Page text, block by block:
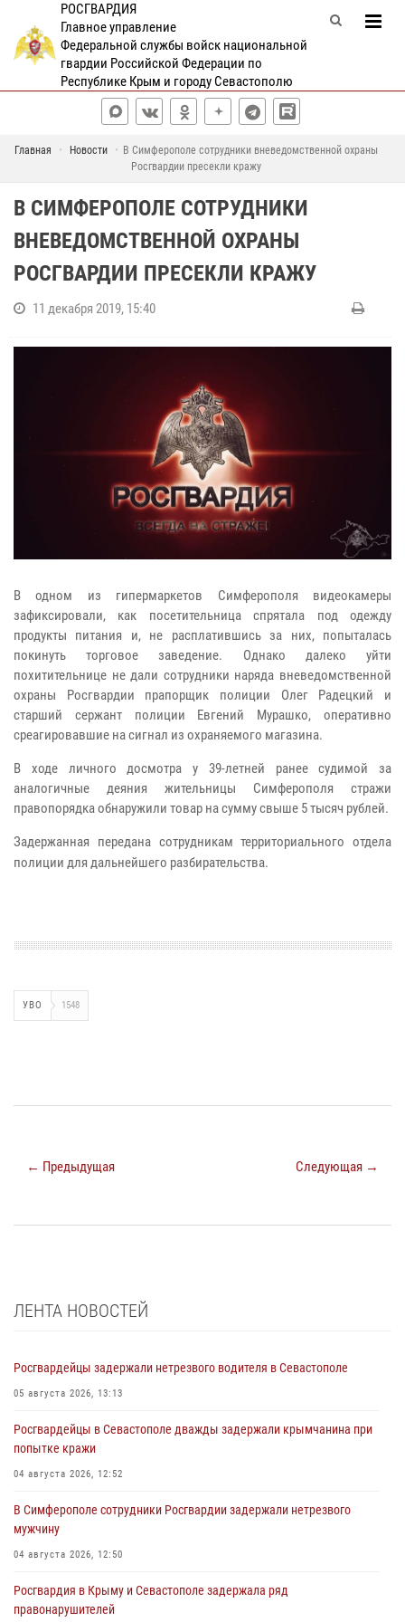
РОСГВАРДИЯ
Главное управление
Федеральной службы войск национальной
гвардии Российской Федерации по
Республике Крым и городу Севастополю
Главная Новости
В Симферополе сотрудники вневедомственной охраны
Росгвардии пресекли кражу
В СИМФЕРОПОЛЕ СОТРУДНИКИ
ВНЕВЕДОМСТВЕННОЙ ОХРАНЫ
РОСГВАРДИИ ПРЕСЕКЛИ КРАЖУ
11 декабря 2019, 15:40
В одном из гипермаркетов Симферополя видеокамеры
зафиксировали, как посетительница спрятала под одежду
продукты питания и, не расплатившись за них, попыталась
покинуть торговое заведение. Однако далеко уйти
похитительнице не дали сотрудники наряда вневедомственной
охраны Росгвардии прапорщик полиции Олег Радецкий и
старший сержант полиции Евгений Мурашко, оперативно
среагировавшие на сигнал из охраняемого магазина.
В ходе личного досмотра у 39-летней ранее судимой за
аналогичные деяния жительницы Симферополя стражи
правопорядка обнаружили товар на сумму свыше 5 тысяч рублей.
Задержанная передана сотрудникам территориального отдела
полиции для дальнейшего разбирательства.
УВО 1548
← Предыдущая Следующая →
ЛЕНТА НОВОСТЕЙ
Росгвардейцы задержали нетрезвого водителя в Севастополе
05 августа 2026, 13:13
Росгвардейцы в Севастополе дважды задержали крымчанина при
попытке кражи
04 августа 2026, 12:52
В Симферополе сотрудники Росгвардии задержали нетрезвого
мужчину
04 августа 2026, 12:50
Росгвардия в Крыму и Севастополе задержала ряд
правонарушителей